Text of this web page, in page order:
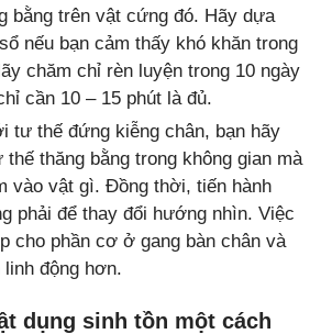
bằng trên vật cứng đó. Hãy dựa
nếu bạn cảm thấy khó khăn trong
chăm chỉ rèn luyện trong 10 ngày
cần 10 – 15 phút là đủ.
tư thế đứng kiễng chân, bạn hãy
thăng bằng trong không gian mà
vào vật gì. Đồng thời, tiến hành
phải để thay đổi hướng nhìn. Việc
cho phần cơ ở gang bàn chân và
động hơn.
dụng sinh tồn một cách